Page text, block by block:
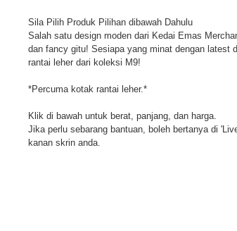
Sila Pilih Produk Pilihan dibawah Dahulu
Salah satu design moden dari Kedai Emas
dan fancy gitu! Sesiapa yang minat dengan latest
rantai leher dari koleksi M9!
*Percuma kotak rantai leher.*
Klik di bawah untuk berat, panjang, dan harga.
Jika perlu sebarang bantuan, boleh bertanya di
kanan skrin anda.